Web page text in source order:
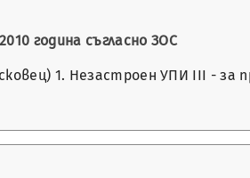
година съгласно ЗОС
1. Незастроен УПИ ІІІ - за